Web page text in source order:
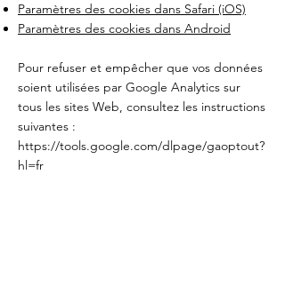
Paramètres des cookies dans Safari (iOS)
Paramètres des cookies dans Android
Pour refuser et empêcher que vos données
soient utilisées par Google Analytics sur
tous les sites Web, consultez les instructions
suivantes :
https://tools.google.com/dlpage/gaoptout?
hl=fr